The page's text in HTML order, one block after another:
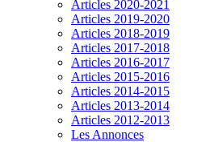
Articles 2020-2021
Articles 2019-2020
Articles 2018-2019
Articles 2017-2018
Articles 2016-2017
Articles 2015-2016
Articles 2014-2015
Articles 2013-2014
Articles 2012-2013
Les Annonces